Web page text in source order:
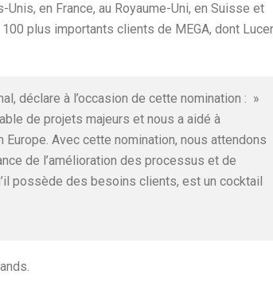
en France, au Royaume-Uni, en Suisse et
plus importants clients de MEGA, dont
déclare à l’occasion de cette nomination : »
de projets majeurs et nous a aidé à
Avec cette nomination, nous attendons
de l’amélioration des processus et de
possède des besoins clients, est un cocktail